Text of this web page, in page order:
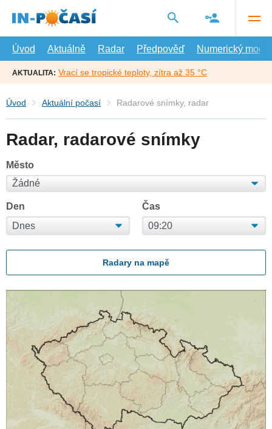
hlavní
Úvod
Aktuálně Radar Předpověď Numerický model
AKTUALITA: Vrací se tropické teploty, zítra až 35 °C
Úvod Aktuální počasí Radarové snímky, radar
Radar, radarové snímky
Město
Den Čas
Radary na mapě